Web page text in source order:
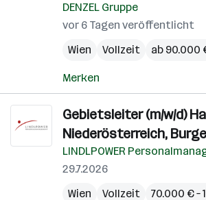
DENZEL Gruppe
vor 6 Tagen veröffentlicht
Wien
Vollzeit ab 90.000
Merken
Gebietsleiter (m/w/d)
Niederösterreich,
LINDLPOWER
29.7.2026
Wien
Vollzeit 70.000 € –